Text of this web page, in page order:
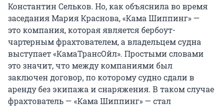
Константин Сельков. Но, как объяснила во время
заседания Мария Краснова, «Кама Шиппинг» —
это компания, которая является бербоут-
чартерным фрахтователем, а владельцем судна
выступает «КамаТрансОйл». Простыми словами
это значит, что между компаниями был
заключен договор, по которому судно сдали в
аренду без экипажа и снаряжения. В таком случае
фрахтователь — «Кама Шиппинг» — стал